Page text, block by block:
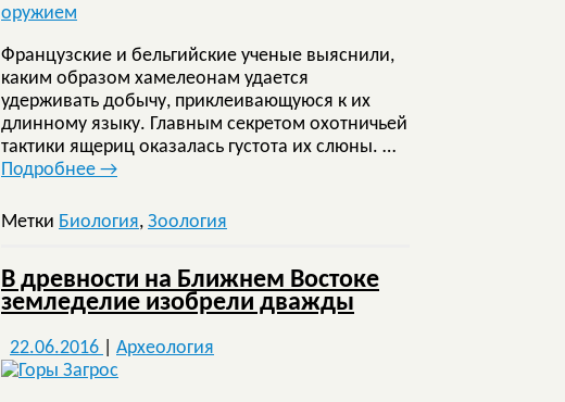
Французские и бельгийские ученые выяснили,
каким образом хамелеонам удается
удерживать добычу, приклеивающуюся к их
длинному языку. Главным секретом охотничьей
тактики ящериц оказалась густота их слюны. …
Подробнее →
Метки Биология, Зоология
В древности на Ближнем Востоке
земледелие изобрели дважды
22.06.2016 Археология